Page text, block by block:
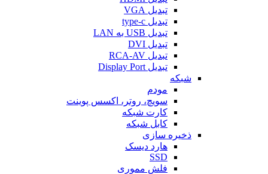
تبدیل VGA
تبدیل type-c
تبدیل USB به LAN
تبدیل DVI
تبدیل RCA-AV
تبدیل Display Port
شبکه
مودم
سویچ، روتر، اکسس پوینت
کارت شبکه
کابل شبکه
ذخیره سازی
هارد دیسک
SSD
فلش مموری